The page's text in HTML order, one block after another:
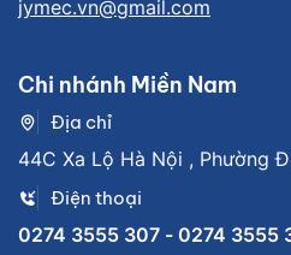
jymec.vn@gmail.com
Chi nhánh Miền Nam
Địa chỉ
44C Xa Lộ Hà Nội , Phường
Điện thoại
0274 3555 307 - 0274 3555